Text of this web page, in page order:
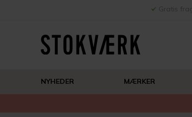
NYHEDER MÆRKER